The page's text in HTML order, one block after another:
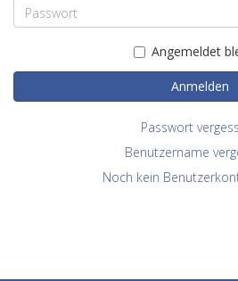
Angemeldet
Anmelden
Passwort
Benutzername
Noch kein